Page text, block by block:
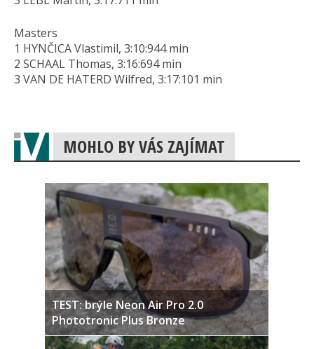
Masters
1 HYNČICA Vlastimil, 3:10:944 min
2 SCHAAL Thomas, 3:16:694 min
3 VAN DE HATERD Wilfred, 3:17:101 min
MOHLO BY VÁS ZAJÍMAT
TEST: brýle Neon Air Pro 2.0
Phototronic Plus Bronze